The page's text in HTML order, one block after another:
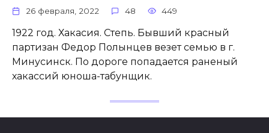
26 февраля, 2022 48 449
1922 год. Хакасия. Степь. Бывший красный
партизан Федор Полынцев везет семью в г.
Минусинск. По дороге попадается раненый
хакассий юноша-табунщик.